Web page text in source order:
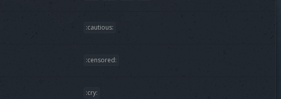
:cautious:
:censored:
:cry: